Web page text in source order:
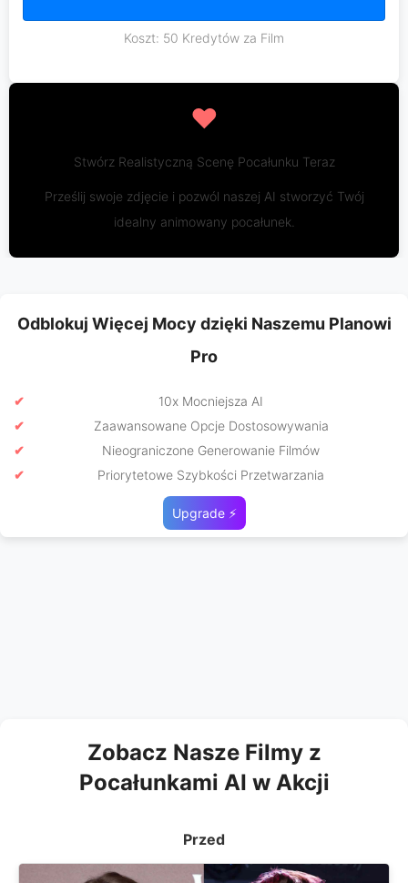
Koszt: 50 Kredytów za Film
❤️
Stwórz Realistyczną Scenę Pocałunku Teraz
Prześlij swoje zdjęcie i pozwól naszej AI stworzyć Twój
idealny animowany pocałunek.
Odblokuj Więcej Mocy dzięki Naszemu Planowi
Pro
10x Mocniejsza AI
Zaawansowane Opcje Dostosowywania
Nieograniczone Generowanie Filmów
Priorytetowe Szybkości Przetwarzania
Upgrade ⚡
Zobacz Nasze Filmy z
Pocałunkami AI w Akcji
Przed